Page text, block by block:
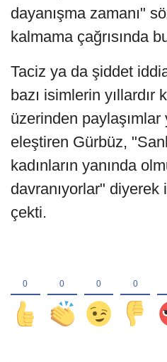
dayanışma zamanı"
kalmama çağrısında
Taciz ya da şiddet
bazı isimlerin yıllardır
üzerinden paylaşımlar
eleştiren Gürbüz,
kadınların yanında
davranıyorlar"
çekti.